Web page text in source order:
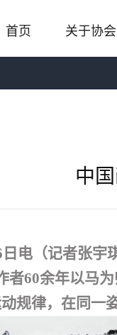
首页 关于协会
中
日电（记者张宇
者60余年以马
规律，在同一